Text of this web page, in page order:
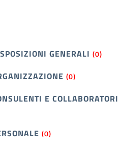
GENERALI (0)
(0)
E COLLABORATORI
(0)